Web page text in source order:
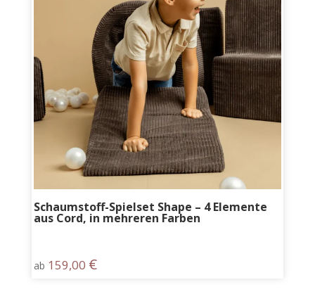
Schaumstoff-Spielset Shape – 4 Elemente
aus Cord, in mehreren Farben
ab 159,00 €